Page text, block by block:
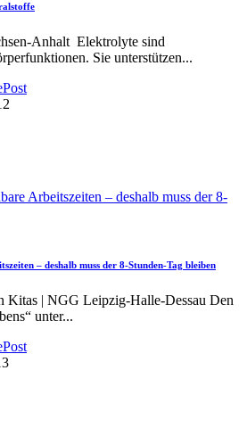
Anhalt Elektrolyte sind
Sie unterstützen...
– deshalb muss der 8-Stunden-Tag bleiben
Kitas | NGG Leipzig-Halle-Dessau Den
unter...